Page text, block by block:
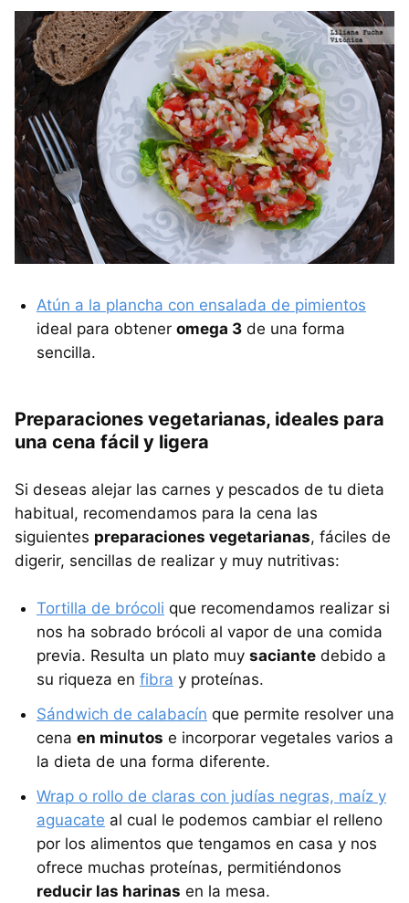
Atún a la plancha con ensalada de pimientos
ideal para obtener omega 3 de una forma
sencilla.
Preparaciones vegetarianas, ideales para
una cena fácil y ligera
Si deseas alejar las carnes y pescados de tu dieta
habitual, recomendamos para la cena las
siguientes preparaciones vegetarianas, fáciles de
digerir, sencillas de realizar y muy nutritivas:
Tortilla de brócoli que recomendamos realizar si
nos ha sobrado brócoli al vapor de una comida
previa. Resulta un plato muy saciante debido a
su riqueza en fibra y proteínas.
Sándwich de calabacín que permite resolver una
cena en minutos e incorporar vegetales varios a
la dieta de una forma diferente.
Wrap o rollo de claras con judías negras, maíz y
aguacate al cual le podemos cambiar el relleno
por los alimentos que tengamos en casa y nos
ofrece muchas proteínas, permitiéndonos
reducir las harinas en la mesa.